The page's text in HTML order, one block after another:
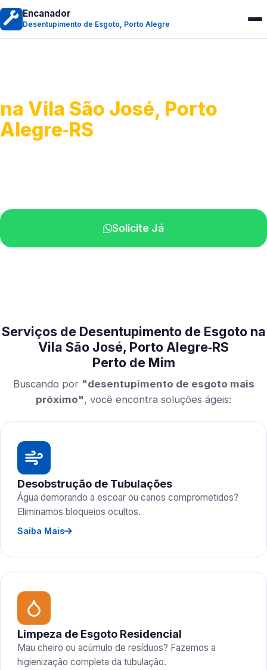
Encanador
Desentupimento de Esgoto, Porto Alegre
na Vila São José, Porto
Alegre‑RS
Solicite Já
Serviços de Desentupimento de Esgoto na
Vila São José, Porto Alegre‑RS
Perto de Mim
Buscando por "desentupimento de esgoto mais
próximo", você encontra soluções ágeis:
Desobstrução de Tubulações
Água demorando a escoar ou canos comprometidos?
Eliminamos bloqueios ocultos.
Saiba Mais
Limpeza de Esgoto Residencial
Mau cheiro ou acúmulo de resíduos? Fazemos a
higienização completa da tubulação.